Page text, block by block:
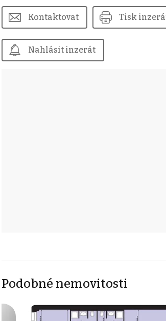
Kontaktovat Tisk
Nahlásit inzerát
Podobné nemovitosti